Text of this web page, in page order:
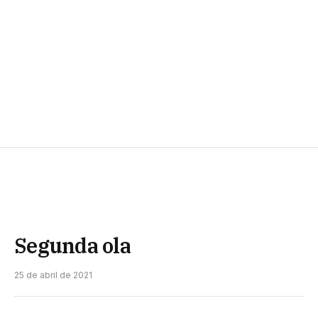
Segunda ola
25 de abril de 2021